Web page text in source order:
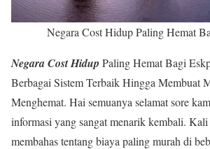
Negara Cost Hidup Paling Hemat
Negara Cost Hidup Paling Hemat Bagi
Berbagai Sistem Terbaik Hingga Membuat
Menghemat. Hai semuanya selamat sore
informasi yang sangat menarik kembali.
membahas tentang biaya paling murah di